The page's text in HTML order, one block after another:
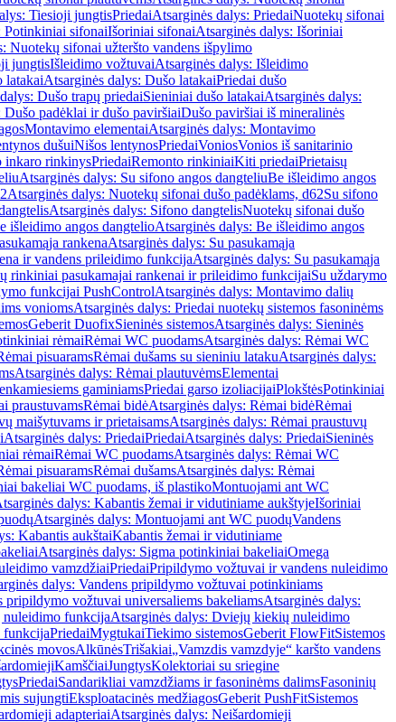
Tiesioji jungtisPriedaiAtsarginės dalys: PriedaiNuotekų sifonai
Potinkiniai sifonaiIšoriniai sifonaiAtsarginės dalys: Išoriniai
Nuotekų sifonai užteršto vandens išpylimo
jungtisIšleidimo vožtuvaiAtsarginės dalys: Išleidimo
latakaiAtsarginės dalys: Dušo latakaiPriedai dušo
Dušo trapų priedaiSieniniai dušo latakaiAtsarginės dalys:
Dušo padėklai ir dušo paviršiaiDušo paviršiai iš mineralinės
Montavimo elementaiAtsarginės dalys: Montavimo
dušuiNišos lentynosPriedaiVoniosVonios iš sanitarinio
inkaro rinkinysPriedaiRemonto rinkiniaiKiti priedaiPrietaisų
Atsarginės dalys: Su sifono angos dangteliuBe išleidimo angos
Atsarginės dalys: Nuotekų sifonai dušo padėklams, d62Su sifono
Atsarginės dalys: Sifono dangtelisNuotekų sifonai dušo
išleidimo angos dangtelioAtsarginės dalys: Be išleidimo angos
rankenaAtsarginės dalys: Su pasukamąja
ir vandens prileidimo funkcijaAtsarginės dalys: Su pasukamąja
rinkiniai pasukamajai rankenai ir prileidimo funkcijaiSu uždarymo
funkcijai PushControlAtsarginės dalys: Montavimo dalių
voniomsAtsarginės dalys: Priedai nuotekų sistemos fasoninėms
Geberit DuofixSieninės sistemosAtsarginės dalys: Sieninės
rėmaiRėmai WC puodamsAtsarginės dalys: Rėmai WC
pisuaramsRėmai dušams su sieniniu latakuAtsarginės dalys:
Atsarginės dalys: Rėmai plautuvėmsElementai
gaminiamsPriedai garso izoliacijaiPlokštėsPotinkiniai
praustuvamsRėmai bidėAtsarginės dalys: Rėmai bidėRėmai
maišytuvams ir prietaisamsAtsarginės dalys: Rėmai praustuvų
Atsarginės dalys: PriedaiPriedaiAtsarginės dalys: PriedaiSieninės
rėmaiRėmai WC puodamsAtsarginės dalys: Rėmai WC
pisuaramsRėmai dušamsAtsarginės dalys: Rėmai
bakeliai WC puodams, iš plastikoMontuojami ant WC
dalys: Kabantis žemai ir vidutiniame aukštyjeIšoriniai
Atsarginės dalys: Montuojami ant WC puodųVandens
Kabantis aukštaiKabantis žemai ir vidutiniame
Atsarginės dalys: Sigma potinkiniai bakeliaiOmega
vamzdžiaiPriedaiPripildymo vožtuvai ir vandens nuleidimo
dalys: Vandens pripildymo vožtuvai potinkiniams
pripildymo vožtuvai universaliems bakeliamsAtsarginės dalys:
funkcijaAtsarginės dalys: Dviejų kiekių nuleidimo
funkcijaPriedaiMygtukaiTiekimo sistemosGeberit FlowFitSistemos
movosAlkūnėsTrišakiai„Vamzdis vamzdyje“ karšto vandens
KamščiaiJungtysKolektoriai su sriegine
PriedaiSandarikliai vamzdžiams ir fasoninėms dalimsFasoninių
sujungtiEksploatacinės medžiagosGeberit PushFitSistemos
adapteriaiAtsarginės dalys: Neišardomieji